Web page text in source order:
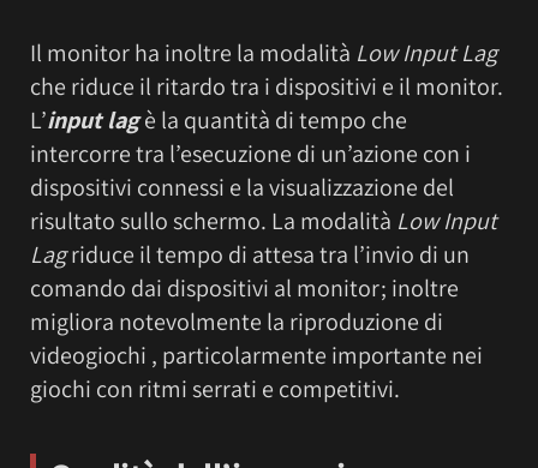
Il monitor ha inoltre la modalità Low Input Lag
che riduce il ritardo tra i dispositivi e il monitor.
L’input lagè la quantità di tempo che
intercorre tra l’esecuzione di un’azione con i
dispositivi connessi e la visualizzazione del
risultato sullo schermo. La modalità Low Input
Lagriduce il tempo di attesa tra l’invio di un
comando dai dispositivi al monitor; inoltre
migliora notevolmente la riproduzione di
videogiochi , particolarmente importante nei
giochi con ritmi serrati e competitivi.